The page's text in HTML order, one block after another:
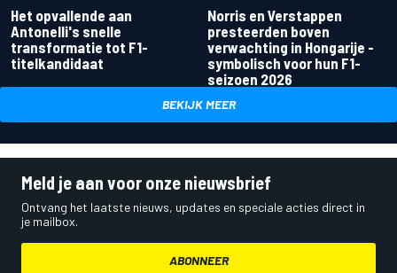
Het opvallende aan
Antonelli's snelle
transformatie tot F1-
titelkandidaat
Norris en Verstappen
presteerden boven
verwachting in Hongarije -
symbolisch voor hun F1-
seizoen 2026
BEKIJK MEER
Meld je aan voor onze nieuwsbrief
Ontvang het laatste nieuws, updates en speciale acties direct in
je mailbox.
ABONNEER